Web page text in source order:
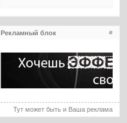
#
Рекламный блок
Тут может быть и Ваша реклама